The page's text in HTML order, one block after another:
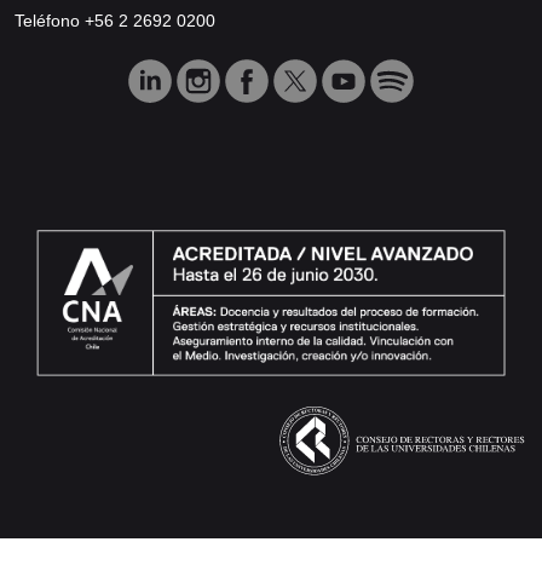
Teléfono +56 2 2692 0200